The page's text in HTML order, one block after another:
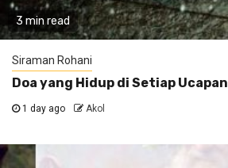
3 min read
Siraman Rohani
Doa yang Hidup di Setiap Ucapan
1 day ago Akol